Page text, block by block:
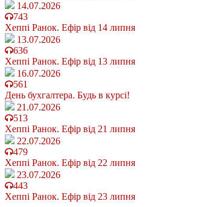
14.07.2026
743
Хеппі Ранок. Ефір від 14 липня
13.07.2026
636
Хеппі Ранок. Ефір від 13 липня
16.07.2026
561
День бухгалтера. Будь в курсі!
21.07.2026
513
Хеппі Ранок. Ефір від 21 липня
22.07.2026
479
Хеппі Ранок. Ефір від 22 липня
23.07.2026
443
Хеппі Ранок. Ефір від 23 липня